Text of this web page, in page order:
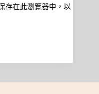
存在此瀏覽器中，以